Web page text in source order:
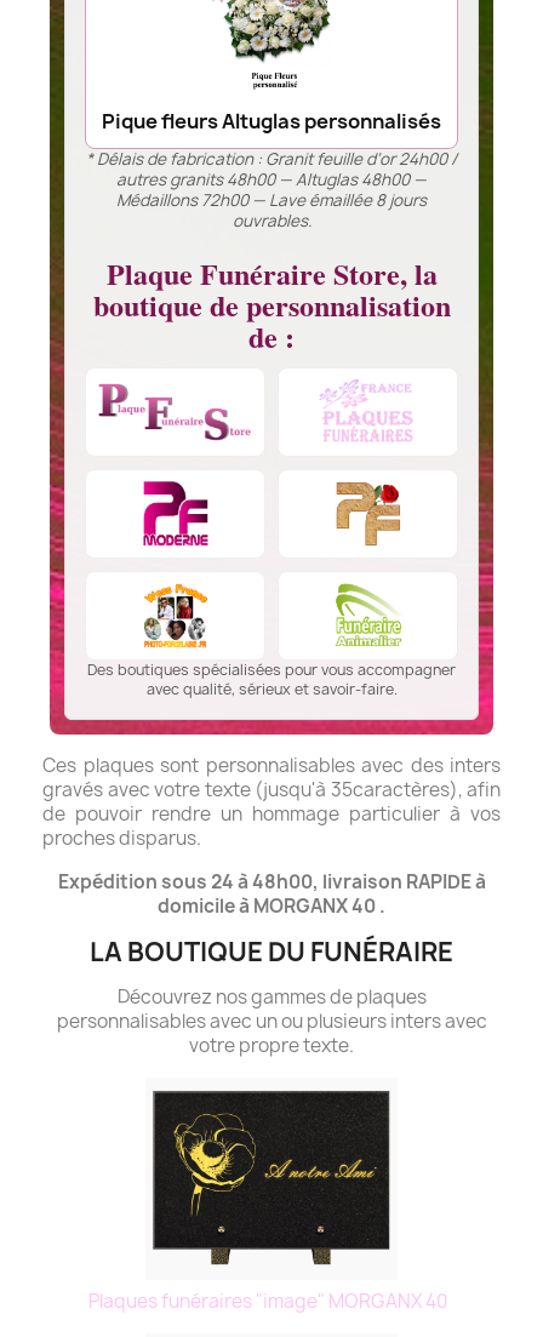
Pique fleurs Altuglas personnalisés
* Délais de fabrication : Granit feuille d’or 24h00 /
autres granits 48h00 — Altuglas 48h00 —
Médaillons 72h00 — Lave émaillée 8 jours
ouvrables.
Plaque Funéraire Store, la
boutique de personnalisation
de :
Des boutiques spécialisées pour vous accompagner
avec qualité, sérieux et savoir-faire.
Ces plaques sont personnalisables avec des inters
gravés avec votre texte (jusqu'à 35caractères), afin
de pouvoir rendre un hommage particulier à vos
proches disparus.
Expédition sous 24 à 48h00, livraison RAPIDE à
domicile à MORGANX 40 .
LA BOUTIQUE DU FUNÉRAIRE
Découvrez nos gammes de plaques
personnalisables avec un ou plusieurs inters avec
votre propre texte.
Plaques funéraires "image" MORGANX 40